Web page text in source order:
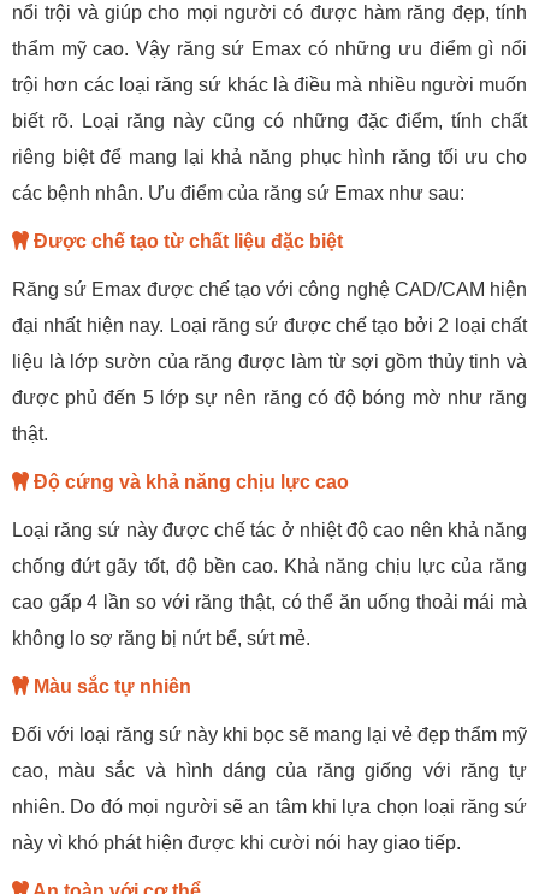
nổi trội và giúp cho mọi người có được hàm răng đẹp, tính
thẩm mỹ cao. Vậy răng sứ Emax có những ưu điểm gì nổi
trội hơn các loại răng sứ khác là điều mà nhiều người muốn
biết rõ. Loại răng này cũng có những đặc điểm, tính chất
riêng biệt để mang lại khả năng phục hình răng tối ưu cho
các bệnh nhân. Ưu điểm của răng sứ Emax như sau:
Được chế tạo từ chất liệu đặc biệt
Răng sứ Emax được chế tạo với công nghệ CAD/CAM hiện
đại nhất hiện nay. Loại răng sứ được chế tạo bởi 2 loại chất
liệu là lớp sườn của răng được làm từ sợi gồm thủy tinh và
được phủ đến 5 lớp sự nên răng có độ bóng mờ như răng
thật.
Độ cứng và khả năng chịu lực cao
Loại răng sứ này được chế tác ở nhiệt độ cao nên khả năng
chống đứt gãy tốt, độ bền cao. Khả năng chịu lực của răng
cao gấp 4 lần so với răng thật, có thể ăn uống thoải mái mà
không lo sợ răng bị nứt bể, sứt mẻ.
Màu sắc tự nhiên
Đối với loại răng sứ này khi bọc sẽ mang lại vẻ đẹp thẩm mỹ
cao, màu sắc và hình dáng của răng giống với răng tự
nhiên. Do đó mọi người sẽ an tâm khi lựa chọn loại răng sứ
này vì khó phát hiện được khi cười nói hay giao tiếp.